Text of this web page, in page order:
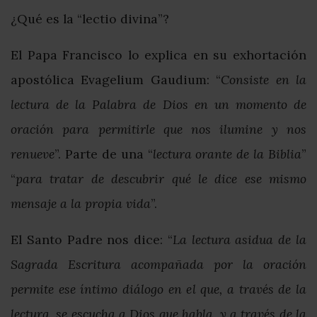
¿Qué es la “lectio divina”?
El Papa Francisco lo explica en su exhortación
apostólica Evagelium Gaudium: “Consiste en la
lectura de la Palabra de Dios en un momento de
oración para permitirle que nos ilumine y nos
renueve”. Parte de una “lectura orante de la Biblia”
“para tratar de descubrir qué le dice ese mismo
mensaje a la propia vida”.
El Santo Padre nos dice: “La lectura asidua de la
Sagrada Escritura acompañada por la oración
permite ese íntimo diálogo en el que, a través de la
lectura, se escucha a Dios que habla, y a través de la